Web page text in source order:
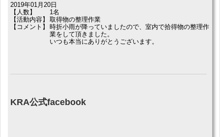
2019年01月20日
【人数】
1名
【活動内容】
取得物の整理作業
【コメント】
時折小雨が降っていましたので、室内で拾得物の整理作
業をして頂きました。
いつも本当にありがとうございます。
KRA公式facebook